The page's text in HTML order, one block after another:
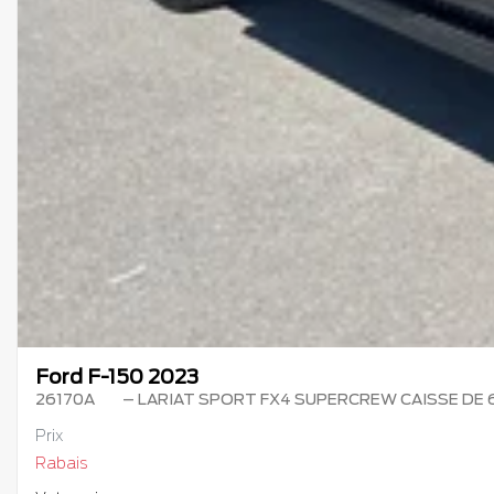
Ford F-150 2023
26170A – LARIAT SPORT FX4 SUPERCREW CAISSE DE
Prix
Rabais